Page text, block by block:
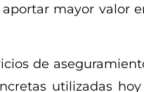
mayor valor
de
utilizadas